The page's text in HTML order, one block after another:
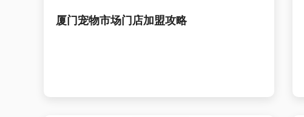
厦门宠物市场门店加盟攻略